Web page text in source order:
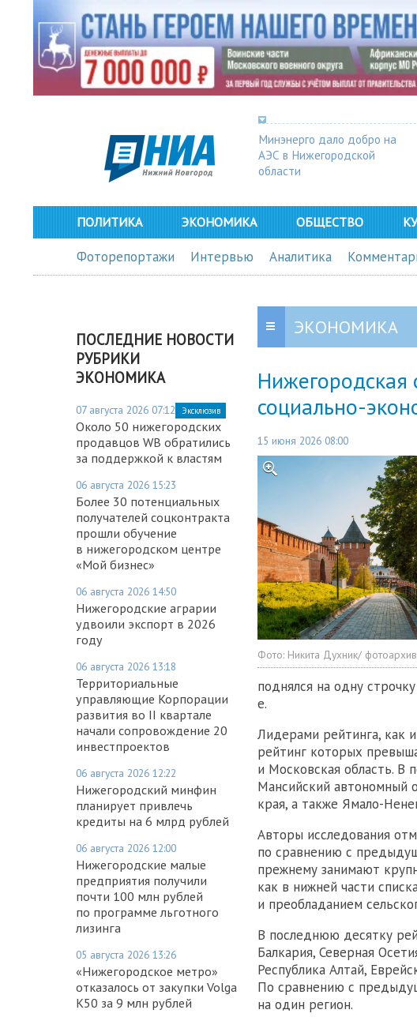
Минэнерго дало добро на
АЭС в Нижегородской
области
ПОЛИТИКА ЭКОНОМИКА ОБЩЕСТВО
Фоторепортажи Интервью Аналитика
ПОСЛЕДНИЕ НОВОСТИ
РУБРИКИ
ЭКОНОМИКА
07 августа 2026 07:12 Эксклюзив
Около 50 нижегородских
продавцов WB обратились
за поддержкой к властям
06 августа 2026 15:23
Более 30 потенциальных
получателей соцконтракта
прошли обучение
в нижегородском центре
«Мой бизнес»
06 августа 2026 14:50
Нижегородские аграрии
удвоили экспорт в 2026
году
06 августа 2026 13:18
Территориальные
управляющие Корпорации
развития во II квартале
начали сопровождение 20
инвестпроектов
06 августа 2026 12:22
Нижегородский минфин
планирует привлечь
кредиты на 6 млрд рублей
06 августа 2026 12:00
Нижегородские малые
предприятия получили
почти 100 млн рублей
по программе льготного
лизинга
05 августа 2026 13:26
«Нижегородское метро»
отказалось от закупки Volga
K50 за 9 млн рублей
ЭКОНОМИКА
Нижегородская
социально-
15 июня 2026 08:00
Фото: Никита Духник/
поднялся на одну
е.
Лидерами рейтинга, как
рейтинг которых
и Московская область. В
Мансийский автономный
края, а также Ямало-
Авторы исследования
по сравнению с
прежнему занимают
как в нижней части
и преобладанием
В последнюю десятку
Балкария, Северная
Республика Алтай,
По сравнению с
на один регион.